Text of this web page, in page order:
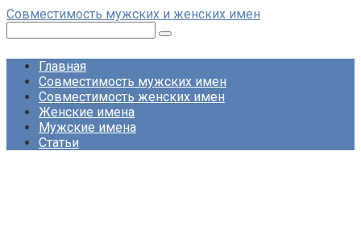
Перейти
контенту
Совместимость мужских и женских имен
Главная
Совместимость мужских имен
Совместимость женских имен
Женские имена
Мужские имена
Статьи